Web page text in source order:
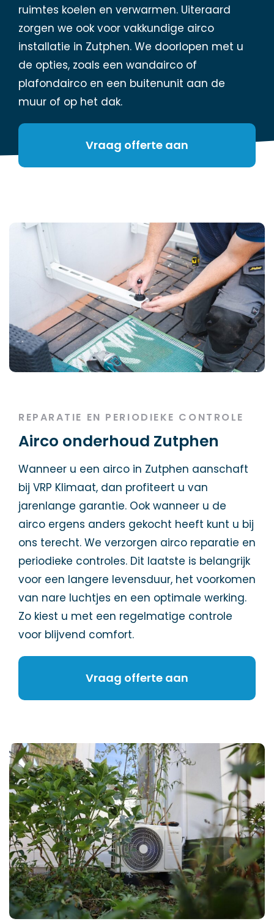
ruimtes koelen en verwarmen. Uiteraard
zorgen we ook voor vakkundige airco
installatie in Zutphen. We doorlopen met u
de opties, zoals een wandairco of
plafondairco en een buitenunit aan de
muur of op het dak.
Vraag offerte aan
REPARATIE EN PERIODIEKE CONTROLE
Airco onderhoud Zutphen
Wanneer u een airco in Zutphen aanschaft
bij VRP Klimaat, dan profiteert u van
jarenlange garantie. Ook wanneer u de
airco ergens anders gekocht heeft kunt u bij
ons terecht. We verzorgen airco reparatie en
periodieke controles. Dit laatste is belangrijk
voor een langere levensduur, het voorkomen
van nare luchtjes en een optimale werking.
Zo kiest u met een regelmatige controle
voor blijvend comfort.
Vraag offerte aan